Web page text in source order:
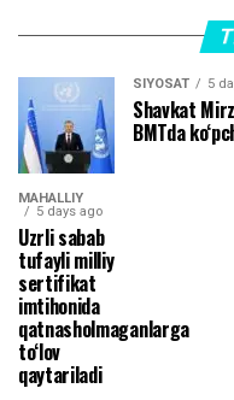
SIYOSAT 5
Shavkat
BMTda
MAHALLIY
5 days ago
Uzrli sabab
tufayli milliy
sertifikat
imtihonida
qatnasholmaganlarga
to‘lov
qaytariladi